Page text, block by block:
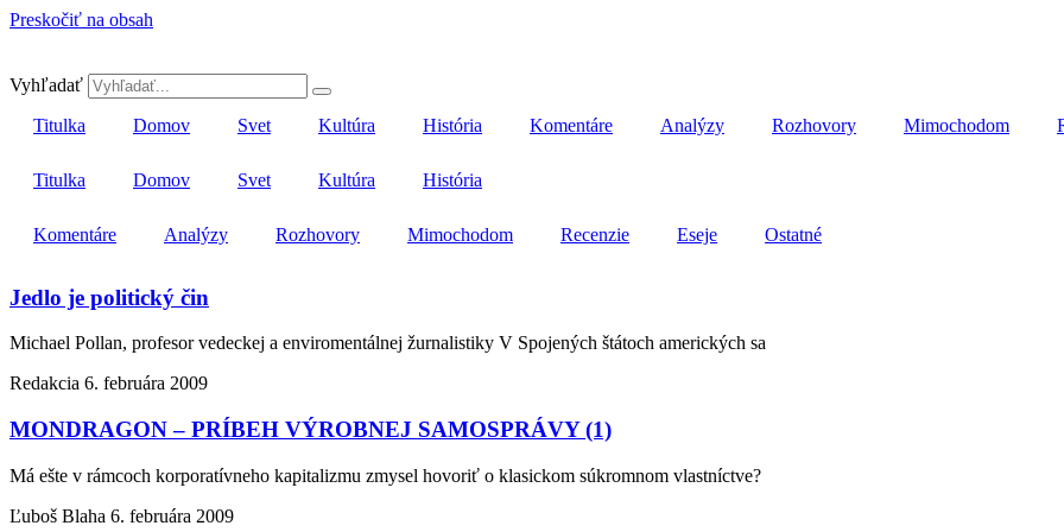
Preskočiť na obsah
Vyhľadať
Titulka
Domov Svet Kultúra História Komentáre Analýzy Rozhovory Mimochodom
Titulka Domov Svet Kultúra História
Komentáre Analýzy Rozhovory Mimochodom Recenzie Eseje Ostatné
Jedlo je politický čin
Michael Pollan, profesor vedeckej a enviromentálnej žurnalistiky V Spojených štátoch amerických sa
Redakcia 6. februára 2009
MONDRAGON – PRÍBEH VÝROBNEJ SAMOSPRÁVY (1)
Má ešte v rámcoch korporatívneho kapitalizmu zmysel hovoriť o klasickom súkromnom vlastníctve?
Ľuboš Blaha 6. februára 2009